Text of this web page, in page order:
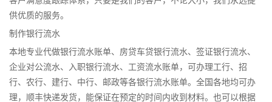
供优质的服务。
制作银行流水
本地专业代做银行流水账单、房贷车贷银行流水、签证银行流水、
企业对公流水、入职银行流水、工资流水账单，可办理工行、招
行、农行、建行、中行、邮政等各银行流水账单。全国各地均可办
理，顺丰快递发货，能保证在预定的时间内收到材料。也可以根据